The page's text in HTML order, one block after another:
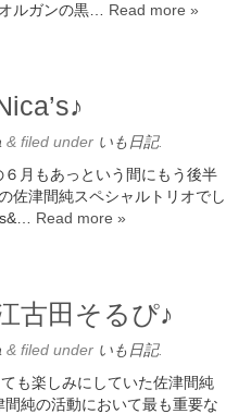
ルガンの黒… Read more »
& filed under いも日記.
月もあっという間にもう後半
佐津間純スペシャルトリオでし
Read more »
古田そるぴ♪
& filed under いも日記.
も楽しみにしていた佐津間純
純の活動において最も重要な